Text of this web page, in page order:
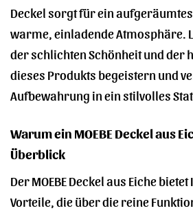
Deckel sorgt für ein
warme, einladende Atmosphäre.
der schlichten Schönheit und der
dieses Produkts begeistern und
Aufbewahrung in ein stilvolles
Warum ein MOEBE Deckel aus
Überblick
Der MOEBE Deckel aus Eiche
Vorteile, die über die reine